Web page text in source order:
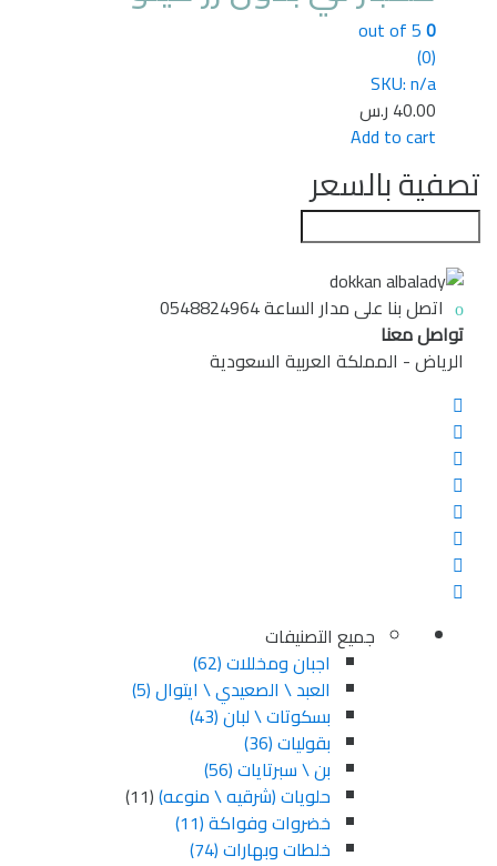
0
(0)
SKU: n/a
40.00 ر.س
Add to cart
تصفية بالسعر
اتصل بنا على مدار الساعة0548824964
تواصل معنا
الرياض - المملكة العربية السعودية
جميع التصنيفات
اجبان ومخللات(62)
العبد \ الصعيدي \ ايتوال(5)
بسكوتات \ لبان(43)
بقوليات(36)
بن \ سبرتايات(56)
حلويات (شرقيه \ منوعه)(11)
خضروات وفواكة(11)
خلطات وبهارات(74)